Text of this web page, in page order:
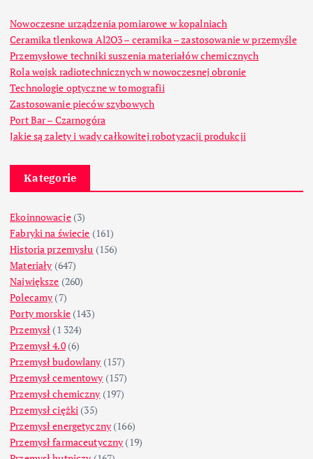
Nowoczesne urządzenia pomiarowe w kopalniach
Ceramika tlenkowa Al2O3 – ceramika – zastosowanie w przemyśle
Przemysłowe techniki suszenia materiałów chemicznych
Rola wojsk radiotechnicznych w nowoczesnej obronie
Technologie optyczne w tomografii
Zastosowanie pieców szybowych
Port Bar – Czarnogóra
Jakie są zalety i wady całkowitej robotyzacji produkcji
Kategorie
Ekoinnowacje(3)
Fabryki na świecie (161)
Historia przemysłu (156)
Materiały (647)
Największe (260)
Polecamy (7)
Porty morskie(143)
Przemysł (1 324)
Przemysł 4.0(6)
Przemysł budowlany (157)
Przemysł cementowy (157)
Przemysł chemiczny (197)
Przemysł ciężki (35)
Przemysł energetyczny (166)
Przemysł farmaceutyczny (19)